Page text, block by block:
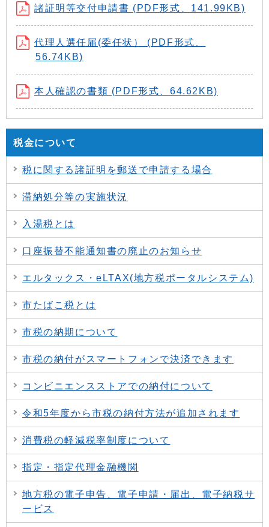
諸証明等交付申請書 (PDF形式、141.99KB)
代理人選任届(委任状） (PDF形式、
56.74KB)
本人確認の書類 (PDF形式、64.62KB)
税金について
税に関する諸証明を郵送で申請する場合
滞納処分等の実施状況
入湯税とは
口座振替不能通知書の廃止のお知らせ
エルタックス・eLTAX(地方税ポータルシステム)
市たばこ税とは
市税の納期について
市税の納付がスマートフォンで決済できます
コンビニエンスストアでの納付について
令和5年度から市税の納付方法が追加されます
消費税の軽減税率制度について
指定・指定代理金融機関
地方税の電子申告、電子申請・届出、電子納税サ
ービス